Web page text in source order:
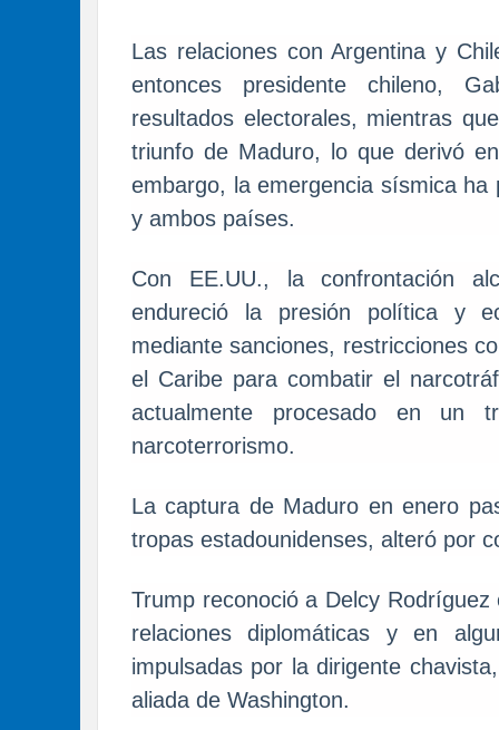
Las relaciones con Argentina y
entonces presidente chileno,
resultados electorales, mientras
triunfo de Maduro, lo que derivó
embargo, la emergencia sísmica
y ambos países.
Con EE.UU., la confrontación
endureció la presión política y
mediante sanciones, restricciones
el Caribe para combatir el
actualmente procesado en un
narcoterrorismo.
La captura de Maduro en enero
tropas estadounidenses, alteró por
Trump reconoció a Delcy
relaciones diplomáticas y en
impulsadas por la dirigente
aliada de Washington.